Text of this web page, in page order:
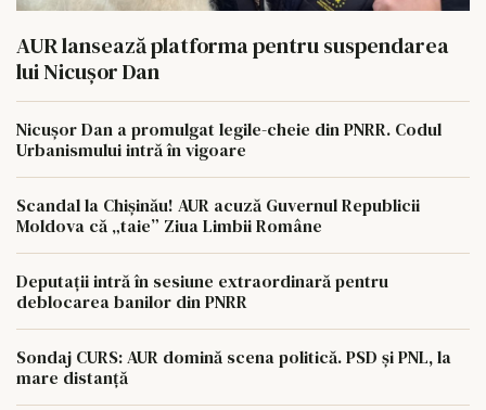
AUR lansează platforma pentru suspendarea
lui Nicușor Dan
Nicușor Dan a promulgat legile-cheie din PNRR. Codul
Urbanismului intră în vigoare
Scandal la Chișinău! AUR acuză Guvernul Republicii
Moldova că „taie” Ziua Limbii Române
Deputații intră în sesiune extraordinară pentru
deblocarea banilor din PNRR
Sondaj CURS: AUR domină scena politică. PSD și PNL, la
mare distanță